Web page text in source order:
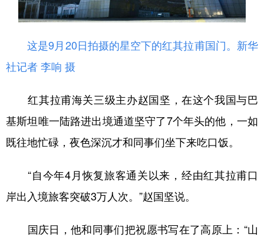
这是9月20日拍摄的星空下的红其拉甫国门。 新华
社记者 李响 摄
红其拉甫海关三级主办赵国坚，在这个我国与巴
基斯坦唯一陆路进出境通道坚守了7个年头的他，一如
既往地忙碌，夜色深沉才和同事们坐下来吃口饭。
“自今年4月恢复旅客通关以来，经由红其拉甫口
岸出入境旅客突破3万人次。”赵国坚说。
国庆日，他和同事们把祝愿书写在了高原上：“山